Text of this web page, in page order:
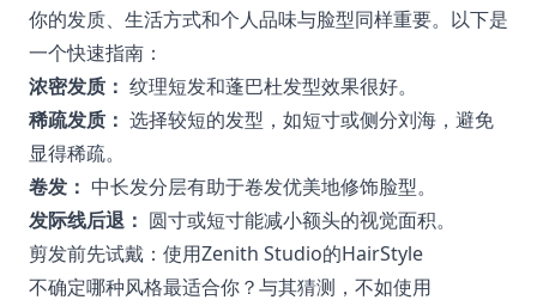
你的发质、生活方式和个人品味与脸型同样重要。以下是
一个快速指南：
浓密发质： 纹理短发和蓬巴杜发型效果很好。
稀疏发质： 选择较短的发型，如短寸或侧分刘海，避免
显得稀疏。
卷发： 中长发分层有助于卷发优美地修饰脸型。
发际线后退： 圆寸或短寸能减小额头的视觉面积。
剪发前先试戴：使用Zenith Studio的HairStyle
不确定哪种风格最适合你？与其猜测，不如使用